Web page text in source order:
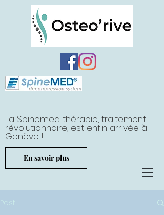
La Spinemed thérapie, traitement
révolutionnaire, est enfin arrivée à
Genève !
En savoir plus
Post